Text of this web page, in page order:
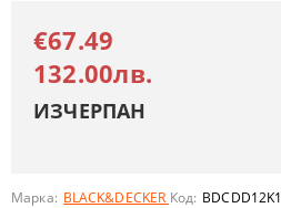
Марка: BLACK&DECKER Код: BDCDD12K1
€67.49
132.00лв.
ИЗЧЕРПАН